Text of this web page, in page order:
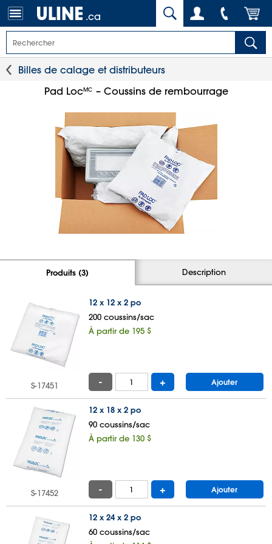
.ca
Billes de calage et distributeurs
Pad LocMC – Coussins de rembourrage
Produits (3) Description
12 x 12 x 2 po
200 coussins/sac
À partir de 195 $
S-17451 - + Ajouter
12 x 18 x 2 po
90 coussins/sac
À partir de 130 $
S-17452 - + Ajouter
12 x 24 x 2 po
60 coussins/sac